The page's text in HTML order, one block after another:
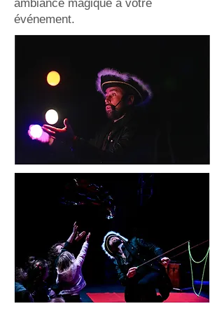
ambiance magique à votre
événement.